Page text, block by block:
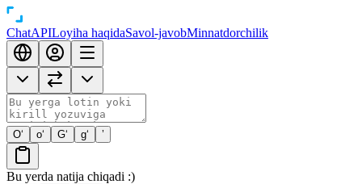
ChatAPILoyiha haqidaSavol-javobMinnatdorchilik
O‘ o‘ G‘ g‘ ’
Bu yerda natija chiqadi :)